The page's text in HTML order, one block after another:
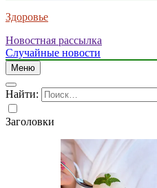
Здоровье
Новостная рассылка
Случайные новости
Меню
Найти:
Заголовки